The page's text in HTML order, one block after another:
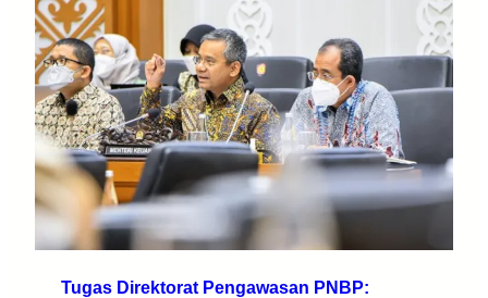
Tugas Direktorat Pengawasan PNBP: